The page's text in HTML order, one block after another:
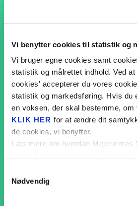
Vi benytter cookies til statistik og
Vi bruger egne cookies samt
statistik og målrettet indhold. Ved
cookies' accepterer du vores
statistik og markedsføring. Hvis du
en voksen, der skal bestemme,
KLIK HER for at ændre dit
de cookies, vi benytter.
Læs mere om hvordan Mejeriernes
Nødvendig